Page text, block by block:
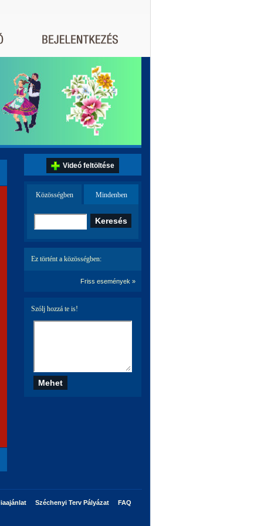
Videó feltöltése
Közösségben Mindenben
Ez történt a közösségben:
Friss események »
Szólj hozzá te is!
Széchenyi Terv Pályázat FAQ